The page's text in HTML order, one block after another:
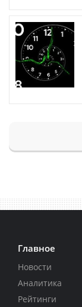
Главное
Новости
Аналитика
Рейтинги